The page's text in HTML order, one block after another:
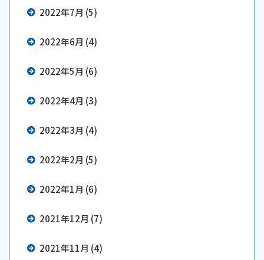
2022年7月 (5)
2022年6月 (4)
2022年5月 (6)
2022年4月 (3)
2022年3月 (4)
2022年2月 (5)
2022年1月 (6)
2021年12月 (7)
2021年11月 (4)